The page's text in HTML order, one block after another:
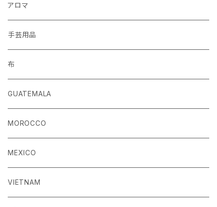
手袋
クッションカバー
アロマ
手芸用品
布
GUATEMALA
MOROCCO
MEXICO
VIETNAM